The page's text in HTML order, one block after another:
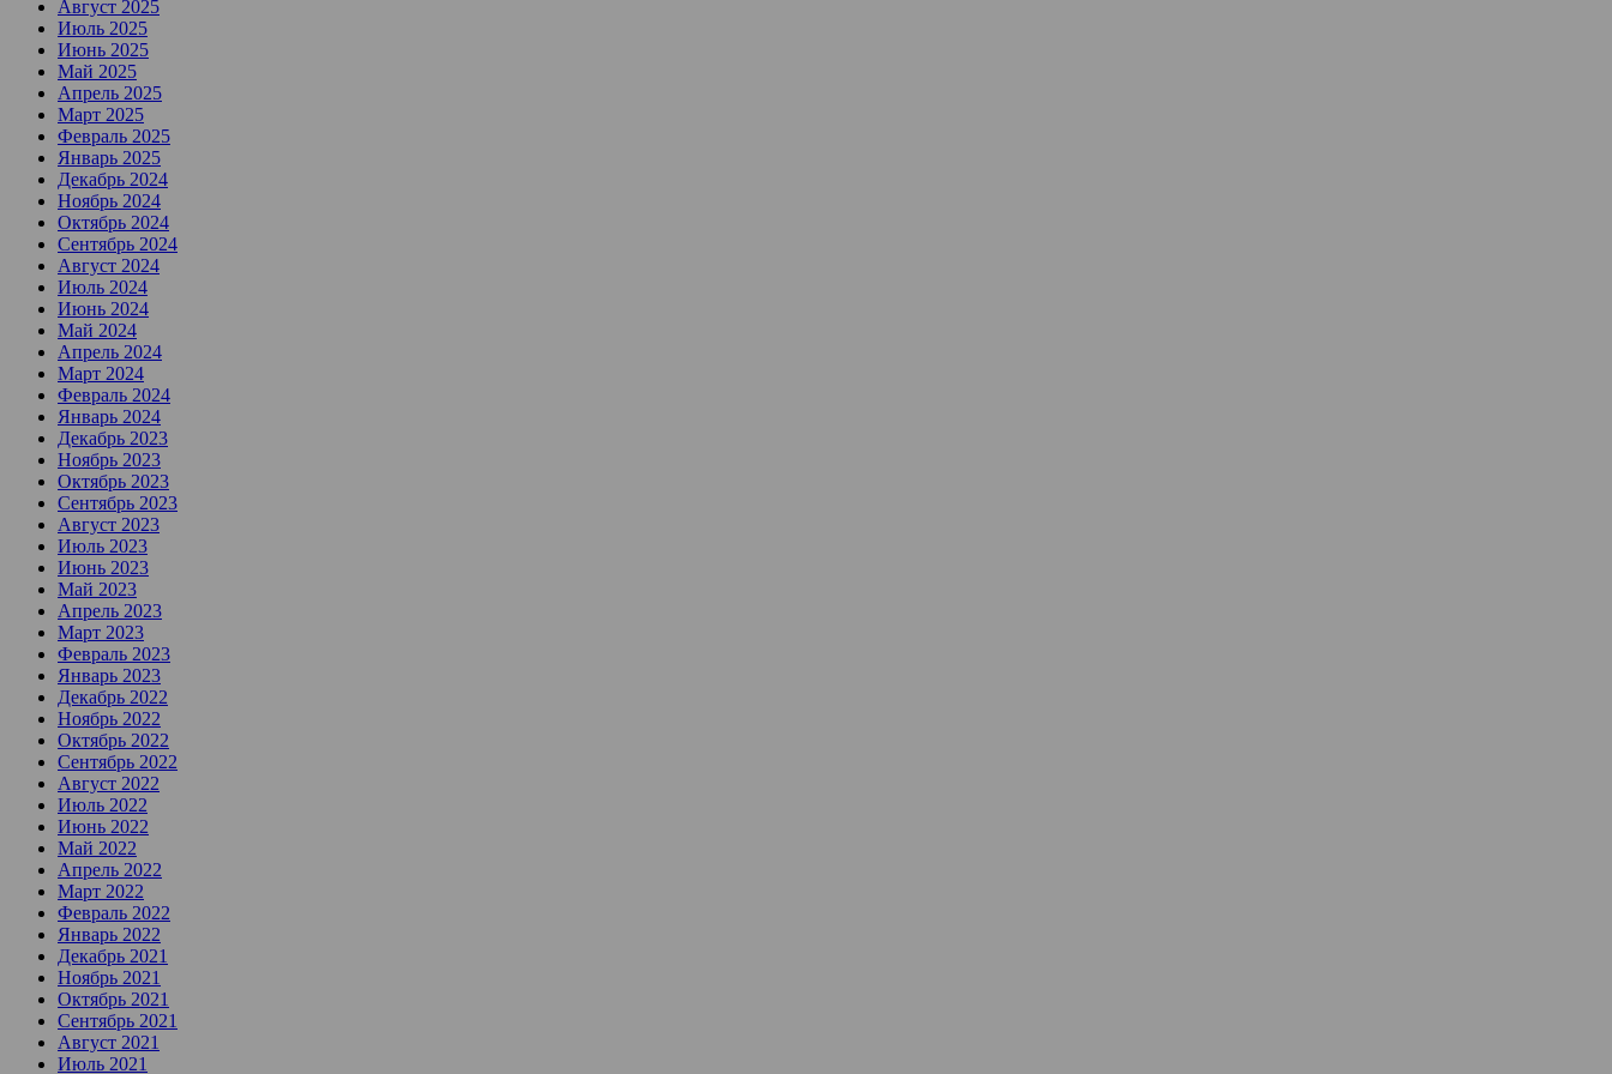
Август 2025
Июль 2025
Июнь 2025
Май 2025
Апрель 2025
Март 2025
Февраль 2025
Январь 2025
Декабрь 2024
Ноябрь 2024
Октябрь 2024
Сентябрь 2024
Август 2024
Июль 2024
Июнь 2024
Май 2024
Апрель 2024
Март 2024
Февраль 2024
Январь 2024
Декабрь 2023
Ноябрь 2023
Октябрь 2023
Сентябрь 2023
Август 2023
Июль 2023
Июнь 2023
Май 2023
Апрель 2023
Март 2023
Февраль 2023
Январь 2023
Декабрь 2022
Ноябрь 2022
Октябрь 2022
Сентябрь 2022
Август 2022
Июль 2022
Июнь 2022
Май 2022
Апрель 2022
Март 2022
Февраль 2022
Январь 2022
Декабрь 2021
Ноябрь 2021
Октябрь 2021
Сентябрь 2021
Август 2021
Июль 2021